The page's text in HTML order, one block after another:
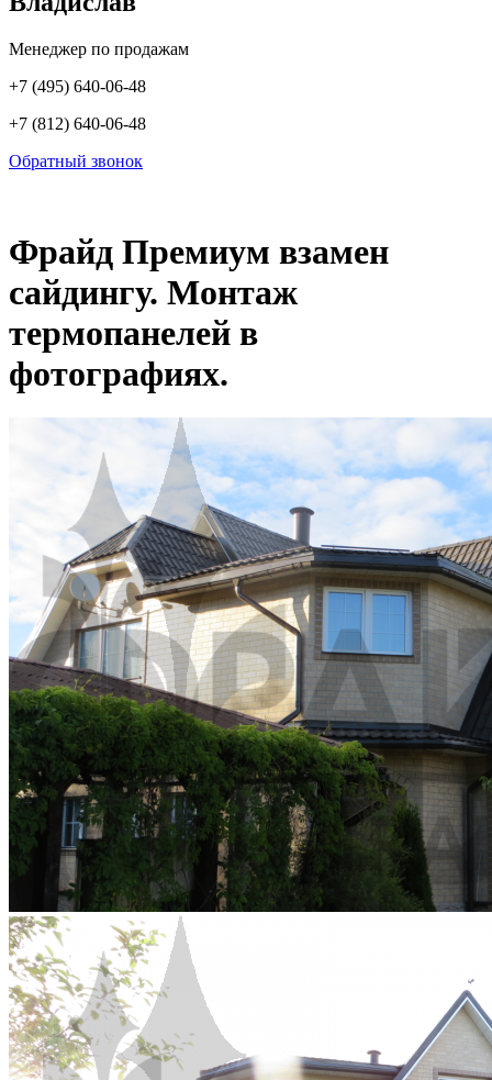
Менеджер по продажам
+7 (495) 640-06-48
+7 (812) 640-06-48
Обратный звонок
Фрайд Премиум взамен
сайдингу. Монтаж
термопанелей в
фотографиях.